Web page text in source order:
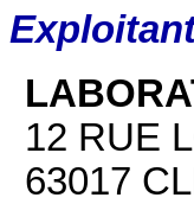
12 RUE
63017